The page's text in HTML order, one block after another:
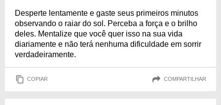
Desperte lentamente e gaste seus primeiros minutos
observando o raiar do sol. Perceba a força e o brilho
deles. Mentalize que você quer isso na sua vida
diariamente e não terá nenhuma dificuldade em sorrir
verdadeiramente.
COPIAR COMPARTILHAR